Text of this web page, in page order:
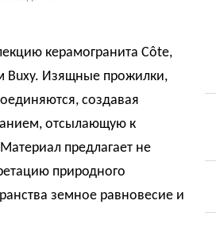
керамогранита Côte,
Buxy. Изящные прожилки,
создавая
отсылающую к
предлагает не
природного
земное равновесие и